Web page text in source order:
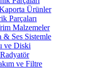
Ürünler
Parçaları
Malzemeler
Ses Sistemle
ve Diski
ve Filtre